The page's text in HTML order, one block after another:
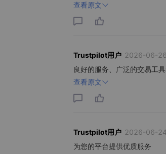
查看原文
Trustpilot用户 2026-06-
良好的服务、广泛的交易工
查看原文
Trustpilot用户 2026-06-
为您的平台提供优质服务